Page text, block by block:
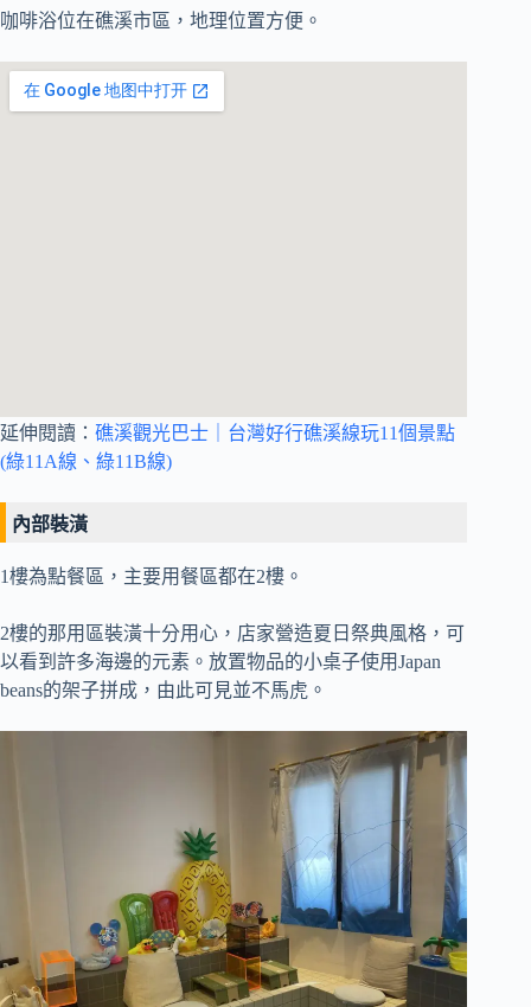
咖啡浴位在礁溪市區，地理位置方便。
延伸閱讀： 礁溪觀光巴士｜台灣好行礁溪線玩11個景點
(綠11A線、綠11B線)
內部裝潢
1樓為點餐區，主要用餐區都在2樓。
2樓的那用區裝潢十分用心，店家營造夏日祭典風格，可
以看到許多海邊的元素。放置物品的小桌子使用Japan
beans的架子拼成，由此可見並不馬虎。